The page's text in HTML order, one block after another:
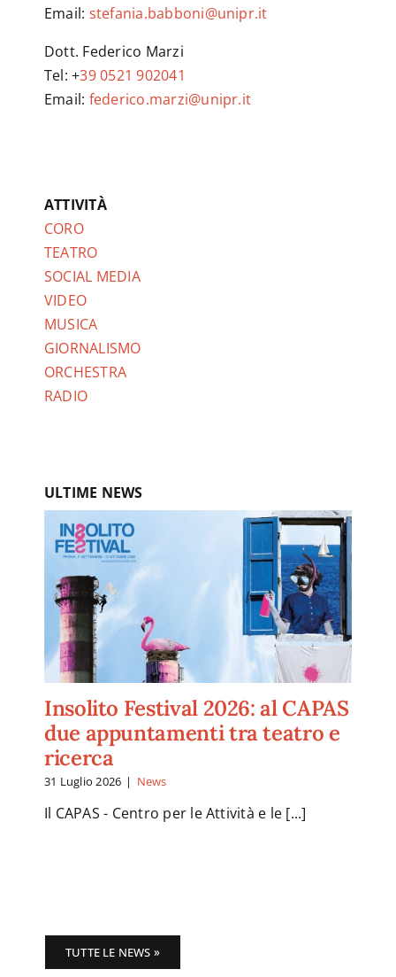
Email: stefania.babboni@unipr.it
Dott. Federico Marzi
Tel: +39 0521 902041
Email: federico.marzi@unipr.it
ATTIVITÀ
CORO
TEATRO
SOCIAL MEDIA
VIDEO
MUSICA
GIORNALISMO
ORCHESTRA
RADIO
ULTIME NEWS
Insolito Festival 2026: al CAPAS
due appuntamenti tra teatro e
ricerca
31 Luglio 2026 | News
Il CAPAS - Centro per le Attività e le [...]
TUTTE LE NEWS »